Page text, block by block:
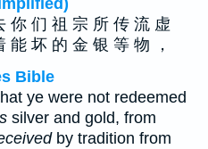
你 们 祖 宗 所 传 流 虚
能 坏 的 金 银 等 物 ，
Bible
ye were not redeemed
silver and gold, from
by tradition from